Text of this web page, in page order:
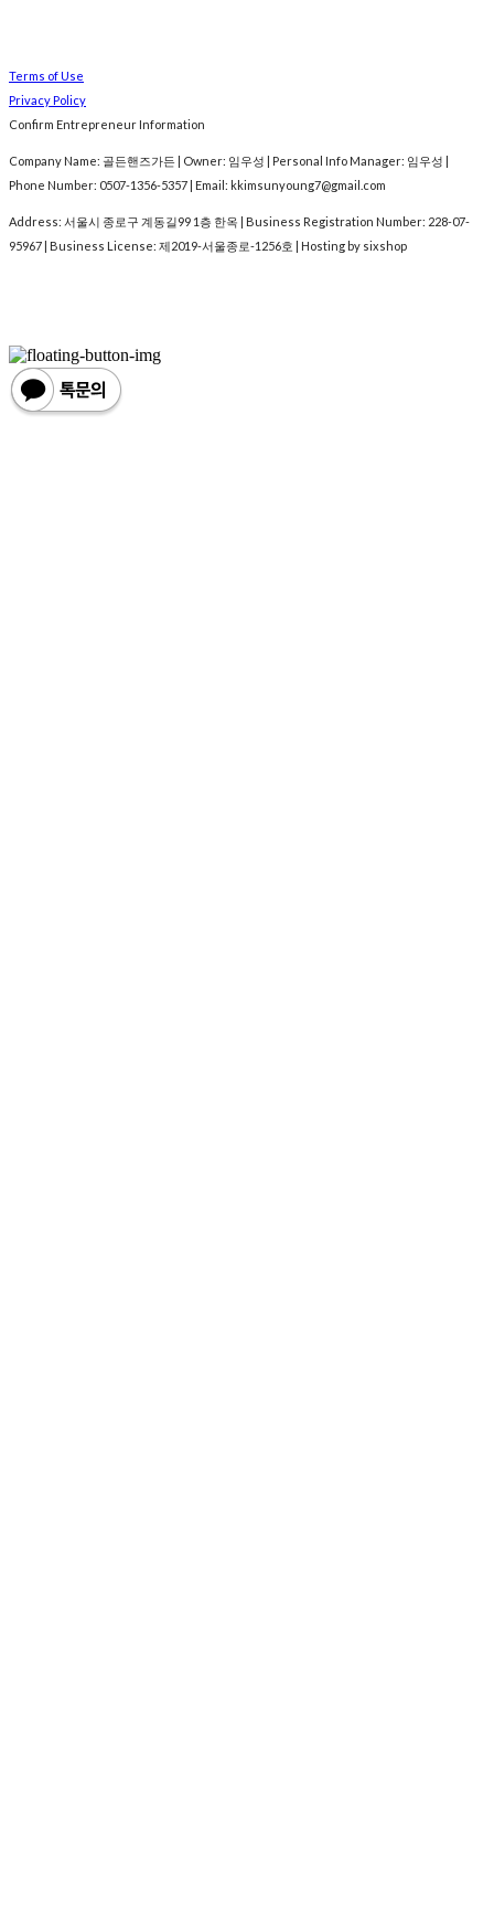
Terms of Use
Privacy Policy
Confirm Entrepreneur Information
Company Name: 골든핸즈가든 | Owner: 임우성 | Personal Info Manager: 임우성 |
Phone Number: 0507-1356-5357 | Email: kkimsunyoung7@gmail.com
Address: 서울시 종로구 계동길99 1층 한옥 | Business Registration Number: 228-07-
95967 | Business License: 제2019-서울종로-1256호 | Hosting by sixshop